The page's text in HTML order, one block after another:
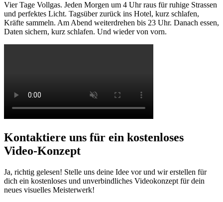
Vier Tage Vollgas. Jeden Morgen um 4 Uhr raus für ruhige Strassen
und perfektes Licht. Tagsüber zurück ins Hotel, kurz schlafen,
Kräfte sammeln. Am Abend weiterdrehen bis 23 Uhr. Danach essen,
Daten sichern, kurz schlafen. Und wieder von vorn.
Kontaktiere uns für ein kostenloses
Video-Konzept
Ja, richtig gelesen! Stelle uns deine Idee vor und wir erstellen für
dich ein kostenloses und unverbindliches Videokonzept für dein
neues visuelles Meisterwerk!